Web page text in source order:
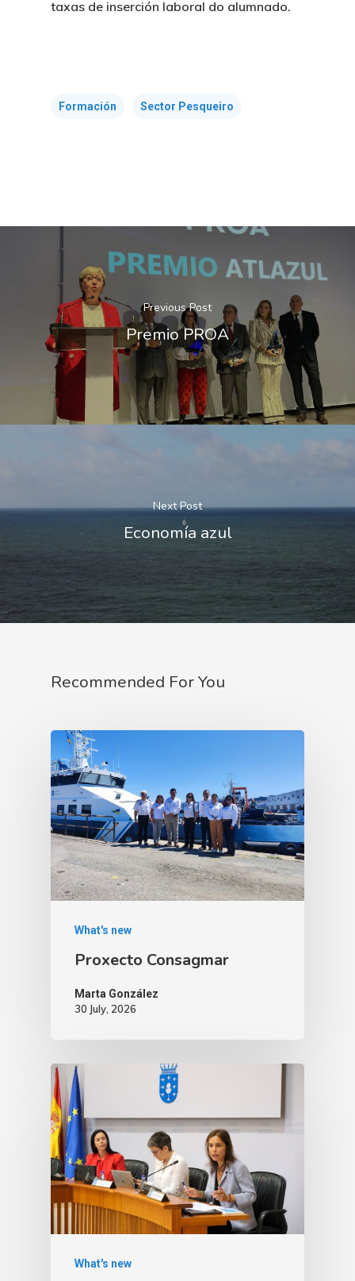
taxas de inserción laboral do alumnado.
Formación Sector Pesqueiro
Previous Post
Premio PROA
Next Post
Economía azul
Recommended For You
What's new
Proxecto Consagmar
Marta González
30 July, 2026
What's new
CETMAR Logo
Equality Plan